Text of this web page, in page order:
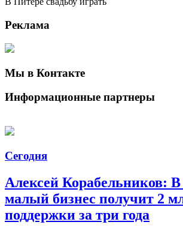
Реклама
Мы в Контакте
Информационные партнеры
Сегодня
Алексей Корабельников: В
малый бизнес получит 2
поддержки за три года